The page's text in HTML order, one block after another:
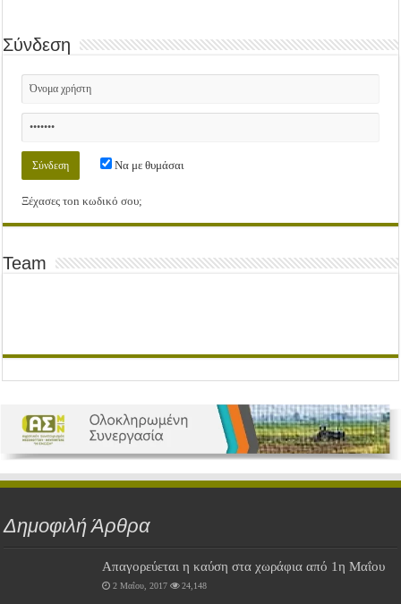
Σύνδεση
Να με θυμάσαι
Ξέχασες τοn κωδικό σου;
Team
Δημοφιλή Άρθρα
Απαγορεύεται η καύση στα χωράφια από 1η Μαΐου
2 Μαΐου, 2017 24,148